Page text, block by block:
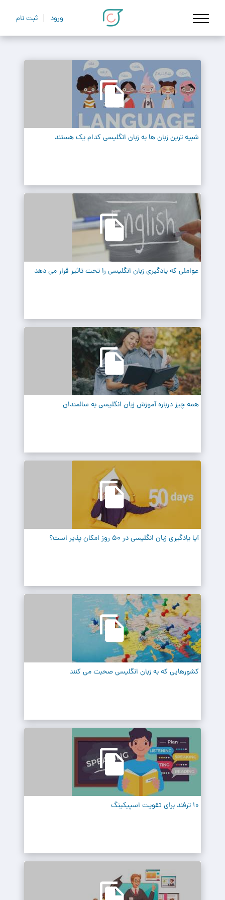
ورود ثبت نام
شبیه ترین زبان ها به زبان انگلیسی کدام یک هستند
عواملی که یادگیری زبان انگلیسی را تحت تاثیر قرار می دهد
همه چیز درباره آموزش زبان انگلیسی به سالمندان
آیا یادگیری زبان انگلیسی در 50 روز امکان پذیر است؟
کشورهایی که به زبان انگلیسی صحبت می کنند
10 ترفند برای تقویت اسپیکینگ